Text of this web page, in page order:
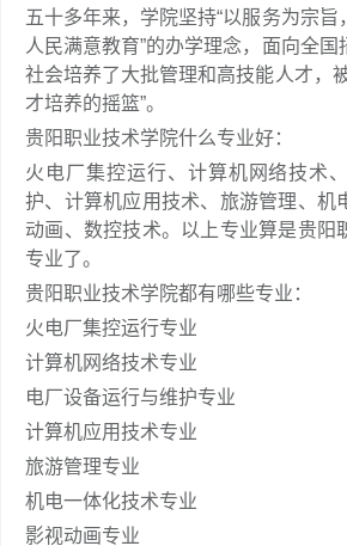
五十多年来，学院坚持“以服务为宗
人民满意教育”的办学理念，面向全国
社会培养了大批管理和高技能人才，
才培养的摇篮”。
贵阳职业技术学院什么专业好：
火电厂集控运行、计算机网络技术
护、计算机应用技术、旅游管理、机
动画、数控技术。以上专业算是贵阳
专业了。
贵阳职业技术学院都有哪些专业：
火电厂集控运行专业
计算机网络技术专业
电厂设备运行与维护专业
计算机应用技术专业
旅游管理专业
机电一体化技术专业
影视动画专业